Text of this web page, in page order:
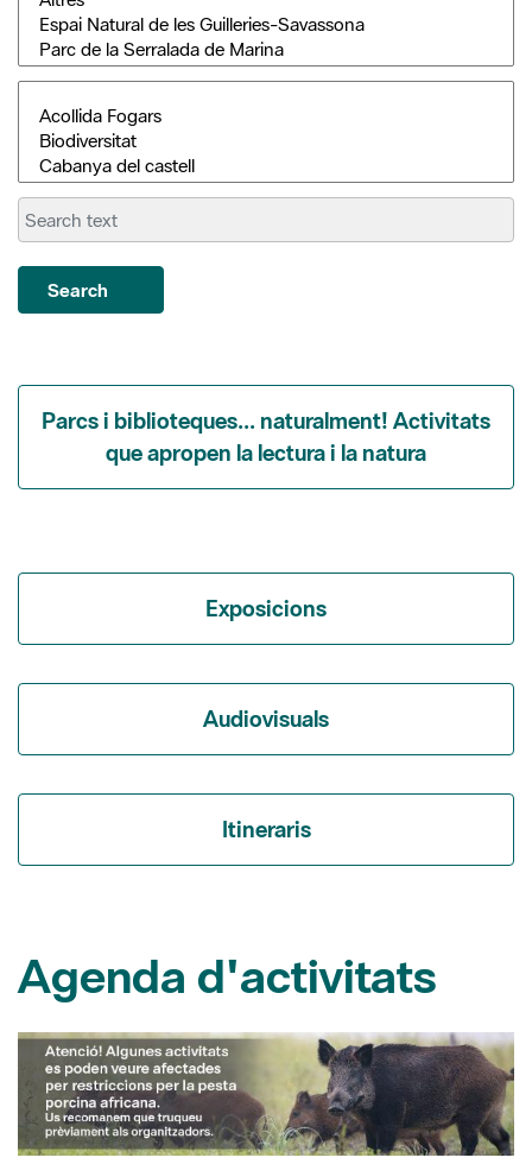
Search
Parcs i biblioteques... naturalment! Activitats
que apropen la lectura i la natura
Exposicions
Audiovisuals
Itineraris
Agenda d'activitats